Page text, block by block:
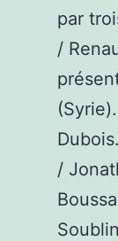
par
/
/